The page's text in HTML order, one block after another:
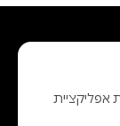
אפליקציית